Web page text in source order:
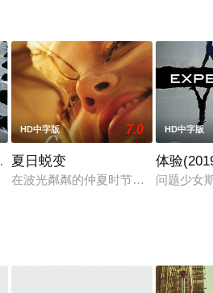
等演员精彩演绎的美国
星空影视就够了，更多相关信
视猫或剧情网等平台了解。
者
的电影版，故事承接电视版与电视
HD中字版 7.0
夏日蜕变
在波光粼粼的仲夏时节，来自克鲁兹
HD中字版
体验
问题少女